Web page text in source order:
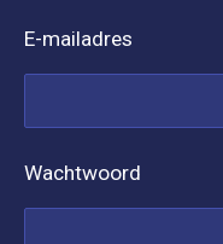
E-mailadres
Wachtwoord